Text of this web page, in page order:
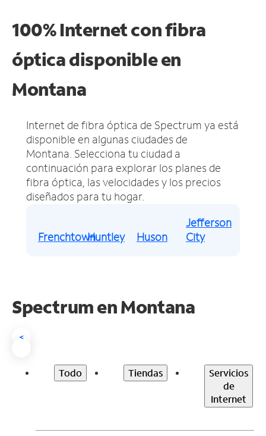
100% Internet con fibra
óptica disponible en
Montana
Internet de fibra óptica de Spectrum ya está
disponible en algunas ciudades de
Montana. Selecciona tu ciudad a
continuación para explorar los planes de
fibra óptica, las velocidades y los precios
diseñados para tu hogar.
FrenchtownHuntley Huson
Jefferson
City
Spectrum enMontana
<
Todo Tiendas
Servicios
de
Internet